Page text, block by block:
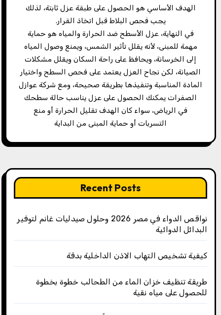
الهدف الأساسي هو الحصول على طبقة عزل ثابتة، لذلك
يجب فحص البلاط قبل اتخاذ القرار.
في النهاية، عزل الأسطح ضد الحرارة والمياه هو حماية
مهمة للمبنى، لأنه يقلل تأثير الشمس، ويمنع وصول المياه
إلى الخرسانة، ويحافظ على راحة السكان ويقلل مشكلات
الصيانة، لكن نجاح العزل يعتمد على فحص السطح واختيار
المادة المناسبة وتنفيذها بطريقة صحيحة، ومع شركة عوازل
الصفرات يمكنك الحصول على عزل يناسب حالة سطحك
في الرياض، سواء كان الهدف تقليل الحرارة أو منع
التسربات أو حماية المبنى من البداية
Recent Posts
نواقص الدواء في مصر 2026 وحلول صيدليات غانم لتوفير
البدائل الدوائية
كيفية تشخيص التهاب الاذن الداخلية بدقة
طريقة تنظيف خزان الماء من الطحالب خطوة بخطوة
للحصول على مياه نقية